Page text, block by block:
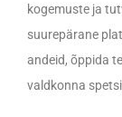
kogemuste ja
suurepärane
andeid, õppida
valdkonna